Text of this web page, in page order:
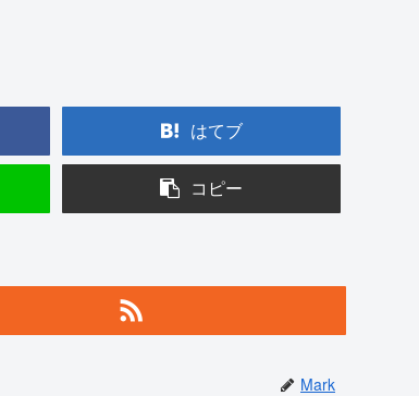
はてブ
コピー
Mark